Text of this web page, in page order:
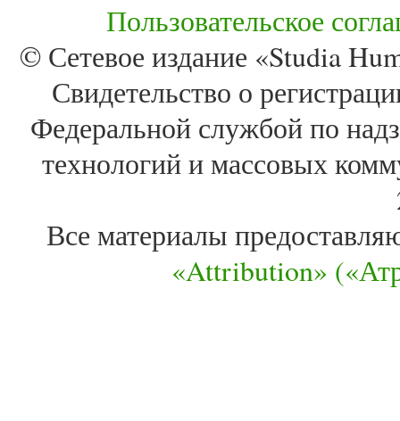
Пользовательское
© Сетевое издание «Studia
Свидетельство о
Федеральной службой по
технологий и массовых
Все материалы
«Attribution»